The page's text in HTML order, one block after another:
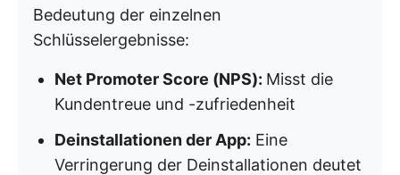
Bedeutung der einzelnen
Schlüsselergebnisse:
Net Promoter Score (NPS): Misst die
Kundentreue und -zufriedenheit
Deinstallationen der App: Eine
Verringerung der Deinstallationen deutet